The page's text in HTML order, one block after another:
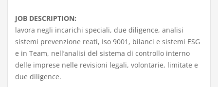
JOB DESCRIPTION:
lavora negli incarichi speciali, due diligence, analisi
sistemi prevenzione reati, Iso 9001, bilanci e sistemi ESG
e in Team, nell’analisi del sistema di controllo interno
delle imprese nelle revisioni legali, volontarie, limitate e
due diligence.